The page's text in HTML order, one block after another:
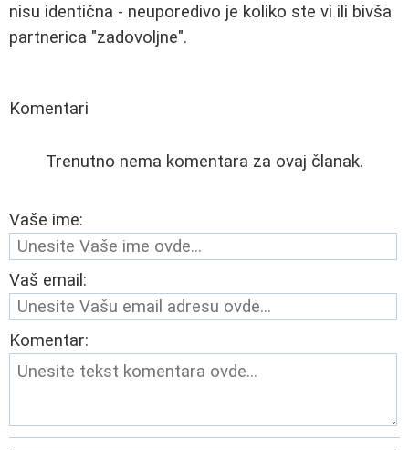
nisu identična - neuporedivo je koliko ste vi ili bivša
partnerica "zadovoljne".
Komentari
Trenutno nema komentara za ovaj članak.
Vaše ime:
Vaš email:
Komentar: